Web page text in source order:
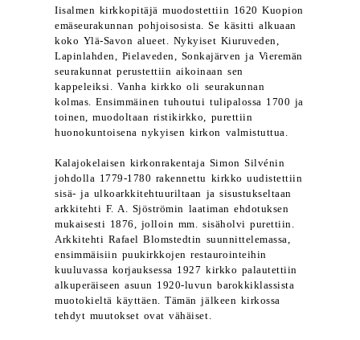
Iisalmen kirkkopitäjä muodostettiin 1620 Kuopion
emäseurakunnan pohjoisosista. Se käsitti alkuaan
koko Ylä-Savon alueet. Nykyiset Kiuruveden,
Lapinlahden, Pielaveden, Sonkajärven ja Vieremän
seurakunnat perustettiin aikoinaan sen
kappeleiksi. Vanha kirkko oli seurakunnan
kolmas. Ensimmäinen tuhoutui tulipalossa 1700 ja
toinen, muodoltaan ristikirkko, purettiin
huonokuntoisena nykyisen kirkon valmistuttua.
Kalajokelaisen kirkonrakentaja Simon Silvénin
johdolla 1779-1780 rakennettu kirkko uudistettiin
sisä- ja ulkoarkkitehtuuriltaan ja sisustukseltaan
arkkitehti F. A. Sjöströmin laatiman ehdotuksen
mukaisesti 1876, jolloin mm. sisäholvi purettiin.
Arkkitehti Rafael Blomstedtin suunnittelemassa,
ensimmäisiin puukirkkojen restaurointeihin
kuuluvassa korjauksessa 1927 kirkko palautettiin
alkuperäiseen asuun 1920-luvun barokkiklassista
muotokieltä käyttäen. Tämän jälkeen kirkossa
tehdyt muutokset ovat vähäiset.